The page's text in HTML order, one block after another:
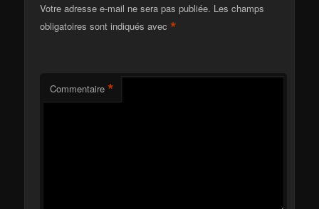
Votre adresse e-mail ne sera pas publiée. Les champs
obligatoires sont indiqués avec*
Commentaire *